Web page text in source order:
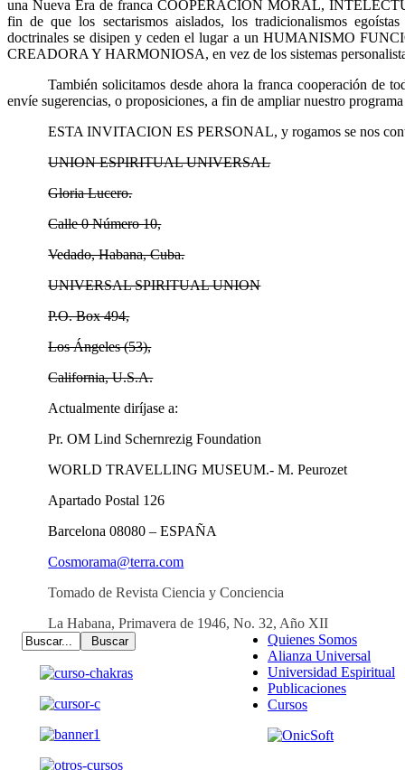
una Nueva Era de franca COOPERACION MORAL,
fin de que los sectarismos aislados, los tradicionalismos
doctrinales se disipen y ceden el lugar a un HUMANISMO
CREADORA Y HARMONIOSA, en vez de los sistemas
También solicitamos desde ahora la franca cooperación de
envíe sugerencias, o proposiciones, a fin de ampliar nuestro
ESTA INVITACION ES PERSONAL, y rogamos se nos
UNION ESPIRITUAL UNIVERSAL
Gloria Lucero.
Calle 0 Número 10,
Vedado, Habana, Cuba.
UNIVERSAL SPIRITUAL UNION
P.O. Box 494,
Los Ángeles (53),
California, U.S.A.
Actualmente diríjase a:
Pr. OM Lind Schernrezig Foundation
WORLD TRAVELLING MUSEUM.- M. Peurozet
Apartado Postal 126
Barcelona 08080 – ESPAÑA
Cosmorama@terra.com
Tomado de Revista Ciencia y Conciencia
La Habana, Primavera de 1946, No. 32, Año XII
Quienes Somos
Alianza Universal
Universidad Espiritual
Publicaciones
Cursos